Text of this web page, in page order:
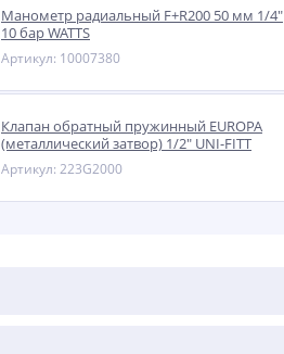
Манометр радиальный F+R200 50 мм 1/4"
10 бар WATTS
Артикул: 10007380
Клапан обратный пружинный EUROPA
(металлический затвор) 1/2" UNI-FITT
Артикул: 223G2000